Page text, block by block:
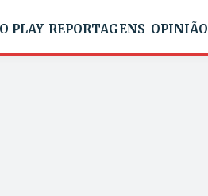
PLAY REPORTAGENS OPINIÃO